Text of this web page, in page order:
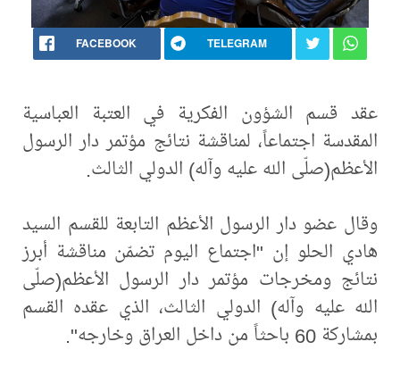
FACEBOOK TELEGRAM
عقد قسم الشؤون الفكرية في العتبة العباسية
المقدسة اجتماعاً، لمناقشة نتائج مؤتمر دار الرسول
الأعظم(صلّى الله عليه وآله) الدولي الثالث.
وقال عضو دار الرسول الأعظم التابعة للقسم السيد
هادي الحلو إن "اجتماع اليوم تضمّن مناقشة أبرز
نتائج ومخرجات مؤتمر دار الرسول الأعظم(صلّى
الله عليه وآله) الدولي الثالث، الذي عقده القسم
بمشاركة 60 باحثاً من داخل العراق وخارجه".